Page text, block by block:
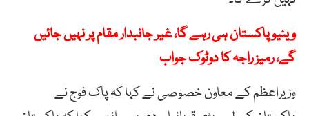
وینیو پاکستان ہی رہے گا، غیر جانبدار مقام پر نہیں جائیں
گے، رمیز راجہ کا دوٹوک جواب
وزیراعظم کے معاون خصوصی نے کہا کہ پاک فوج نے